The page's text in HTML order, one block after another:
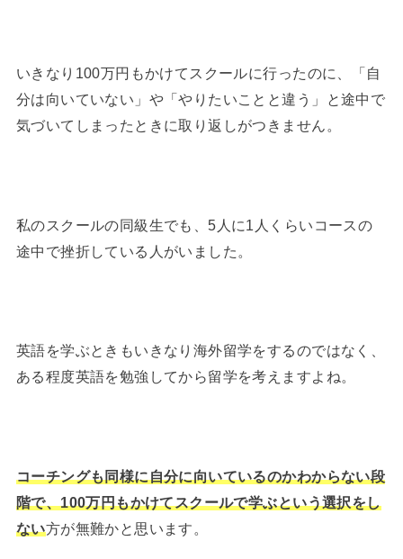
いきなり100万円もかけてスクールに行ったのに、「自
分は向いていない」や「やりたいことと違う」と途中で
気づいてしまったときに取り返しがつきません。
私のスクールの同級生でも、5人に1人くらいコースの
途中で挫折している人がいました。
英語を学ぶときもいきなり海外留学をするのではなく、
ある程度英語を勉強してから留学を考えますよね。
コーチングも同様に自分に向いているのかわからない段
階で、100万円もかけてスクールで学ぶという選択をし
ない方が無難かと思います。